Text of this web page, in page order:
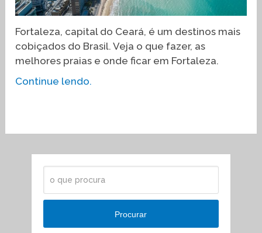
Fortaleza, capital do Ceará, é um destinos mais
cobiçados do Brasil. Veja o que fazer, as
melhores praias e onde ficar em Fortaleza.
Continue lendo.
Procurar